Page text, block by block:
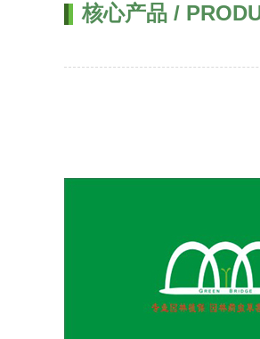
核心产品 /